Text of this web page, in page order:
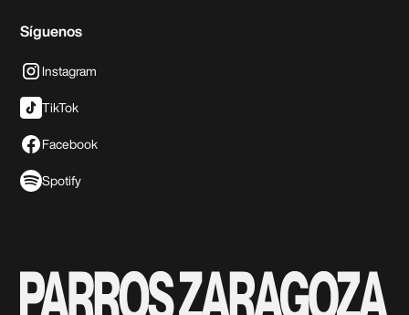
Síguenos
Instagram
TikTok
Facebook
Spotify